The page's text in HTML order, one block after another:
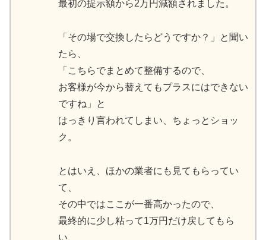
最初の提示額から2万円減額されました。
「その場で交換したらどうですか？」と聞い
たら、
「こちらでまとめて整備するので、
お客様が今から替えてもプラスにはできない
ですね」と
はっきり言われてしまい、ちょっとショッ
ク。
とはいえ、ほかの業者にも見てもらってい
て、
その中ではここが一番高かったので、
最終的に少し粘って1万円だけ戻してもら
い、